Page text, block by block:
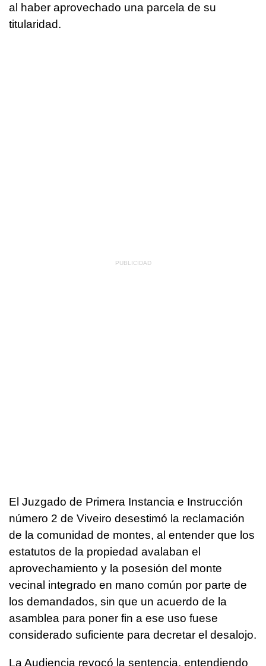
al haber aprovechado una parcela de su
titularidad.
El Juzgado de Primera Instancia e Instrucción
número 2 de Viveiro desestimó la reclamación
de la comunidad de montes, al entender que los
estatutos de la propiedad avalaban el
aprovechamiento y la posesión del monte
vecinal integrado en mano común por parte de
los demandados, sin que un acuerdo de la
asamblea para poner fin a ese uso fuese
considerado suficiente para decretar el desalojo.
La Audiencia revocó la sentencia, entendiendo